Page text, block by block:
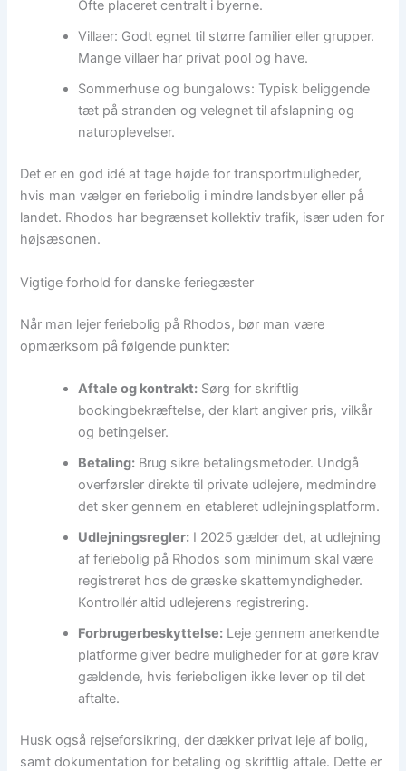
Ofte placeret centralt i byerne.
Villaer: Godt egnet til større familier eller grupper.
Mange villaer har privat pool og have.
Sommerhuse og bungalows: Typisk beliggende
tæt på stranden og velegnet til afslapning og
naturoplevelser.
Det er en god idé at tage højde for transportmuligheder,
hvis man vælger en feriebolig i mindre landsbyer eller på
landet. Rhodos har begrænset kollektiv trafik, især uden for
højsæsonen.
Vigtige forhold for danske feriegæster
Når man lejer feriebolig på Rhodos, bør man være
opmærksom på følgende punkter:
Aftale og kontrakt: Sørg for skriftlig
bookingbekræftelse, der klart angiver pris, vilkår
og betingelser.
Betaling: Brug sikre betalingsmetoder. Undgå
overførsler direkte til private udlejere, medmindre
det sker gennem en etableret udlejningsplatform.
Udlejningsregler: I 2025 gælder det, at udlejning
af feriebolig på Rhodos som minimum skal være
registreret hos de græske skattemyndigheder.
Kontrollér altid udlejerens registrering.
Forbrugerbeskyttelse: Leje gennem anerkendte
platforme giver bedre muligheder for at gøre krav
gældende, hvis ferieboligen ikke lever op til det
aftalte.
Husk også rejseforsikring, der dækker privat leje af bolig,
samt dokumentation for betaling og skriftlig aftale. Dette er